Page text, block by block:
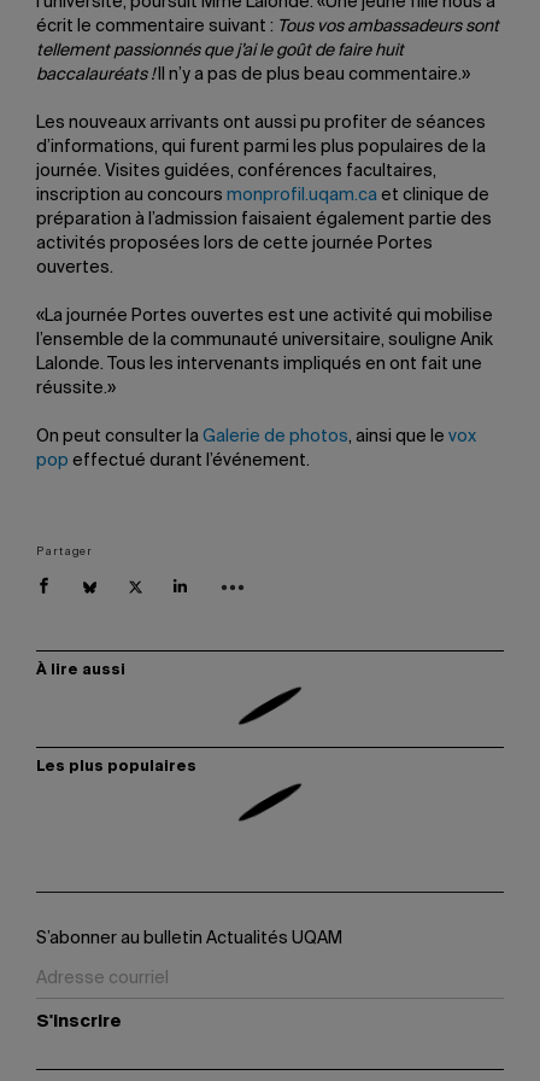
écrit le commentaire suivant : Tous vos ambassadeurs sont
tellement passionnés que j’ai le goût de faire huit
baccalauréats !Il n’y a pas de plus beau commentaire.»
Les nouveaux arrivants ont aussi pu profiter de séances
d’informations, qui furent parmi les plus populaires de la
journée. Visites guidées, conférences facultaires,
inscription au concours monprofil.uqam.ca et clinique de
préparation à l’admission faisaient également partie des
activités proposées lors de cette journée Portes
ouvertes.
«La journée Portes ouvertes est une activité qui mobilise
l’ensemble de la communauté universitaire, souligne Anik
Lalonde. Tous les intervenants impliqués en ont fait une
réussite.»
On peut consulter la Galerie de photos, ainsi que le vox
pop effectué durant l’événement.
Partager
À lire aussi
Les plus populaires
S’abonner au bulletin Actualités UQAM
S'inscrire